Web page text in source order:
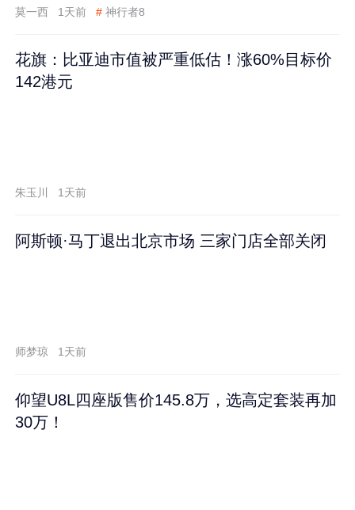
莫一西 1天前 # 神行者8
花旗：比亚迪市值被严重低估！涨60%目标价
142港元
朱玉川 1天前
阿斯顿·马丁退出北京市场 三家门店全部关闭
师梦琼 1天前
仰望U8L四座版售价145.8万，选高定套装再加
30万！